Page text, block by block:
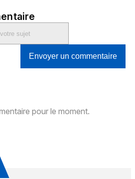
Envoyer un commentaire
pour le moment.